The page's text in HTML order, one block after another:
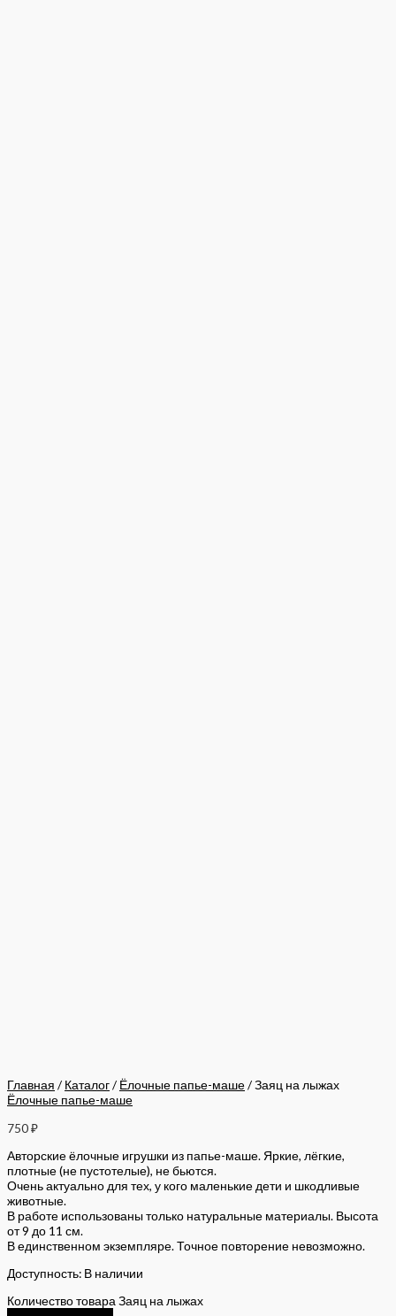
Главная / Каталог/ Ёлочные папье-маше/ Заяц на лыжах
Ёлочные папье-маше
750₽
Авторские ёлочные игрушки из папье-маше. Яркие, лёгкие,
плотные (не пустотелые), не бьются.
Очень актуально для тех, у кого маленькие дети и шкодливые
животные.
В работе использованы только натуральные материалы. Высота
от 9 до 11 см.
В единственном экземпляре. Точное повторение невозможно.
Доступность: В наличии
Количество товара Заяц на лыжах